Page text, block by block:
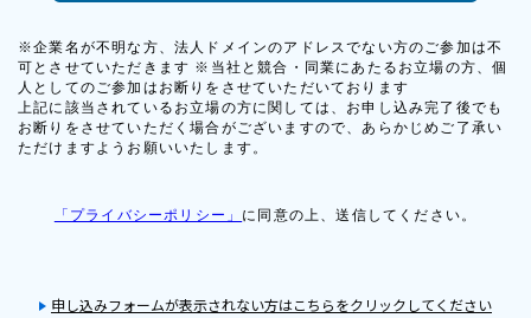
申し込みフォームが表示されない方はこちらをクリックしてください